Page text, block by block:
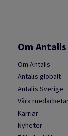
Om Antalis
Om Antalis
Antalis globalt
Antalis Sverige
Våra
Karriär
Nyheter